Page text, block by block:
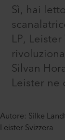
Sì, hai
LP,
Silvan
Leister ne
Autore: Silke
Leister Svizzera